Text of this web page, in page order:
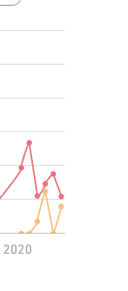
2020